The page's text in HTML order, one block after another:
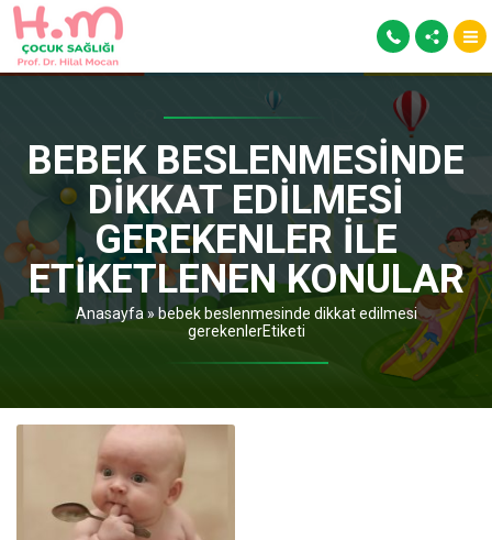
BEBEK BESLENMESINDE
DIKKAT EDILMESI
GEREKENLER ILE
ETIKETLENEN KONULAR
Anasayfa »bebek beslenmesinde dikkat edilmesi
gerekenlerEtiketi